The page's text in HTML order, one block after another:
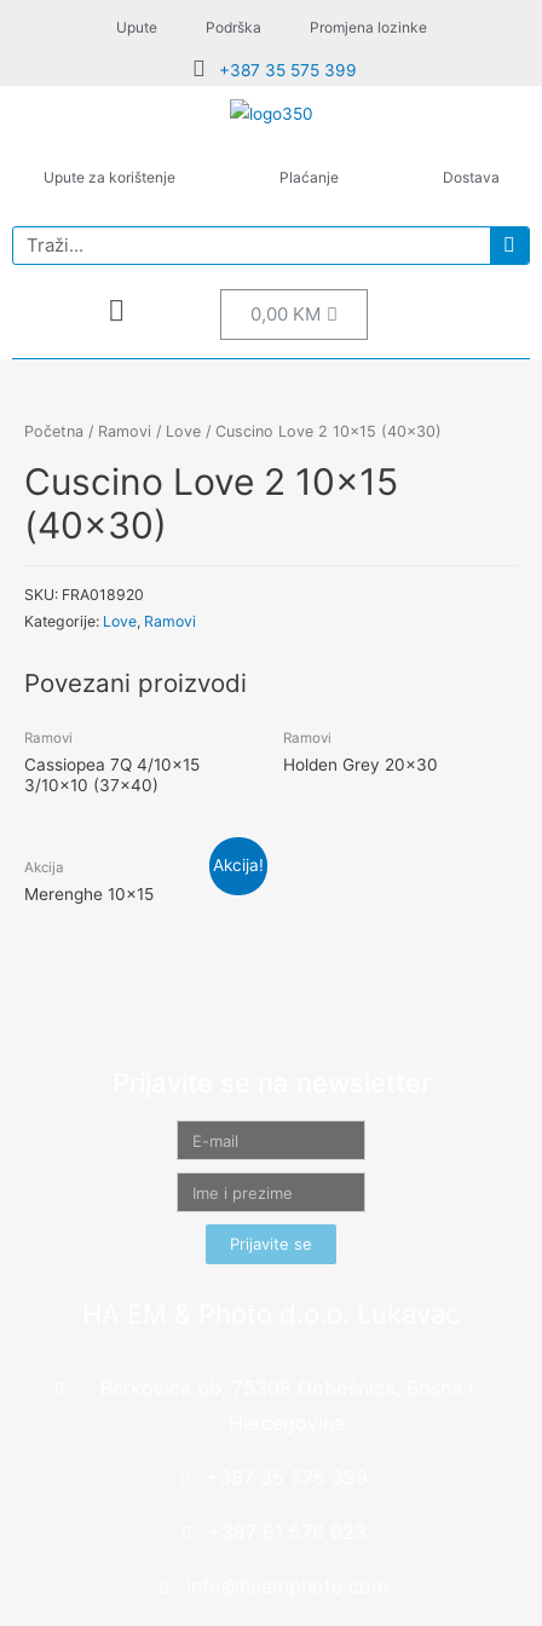
Upute Podrška Promjena lozinke
+387 35 575 399
Upute za korištenje Plaćanje Dostava
0,00 KM
Početna / Ramovi / Love / Cuscino Love 2 10×15 (40×30)
Cuscino Love 2 10×15
(40×30)
SKU: FRA018920
Kategorije: Love, Ramovi
Povezani proizvodi
Ramovi
Cassiopea 7Q 4/10×15
3/10×10 (37×40)
Ramovi
Holden Grey 20×30
Akcija!
Akcija
Merenghe 10×15
Prijavite se